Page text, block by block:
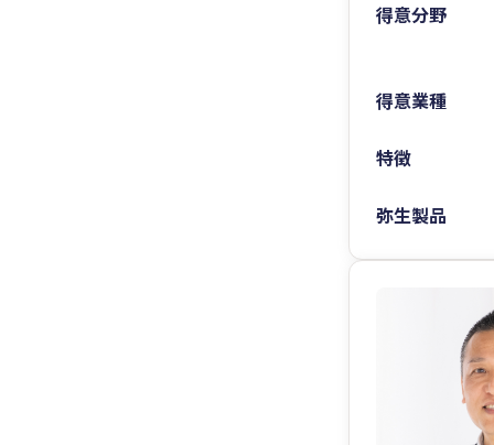
得意分野
得意業種
特徴
弥生製品